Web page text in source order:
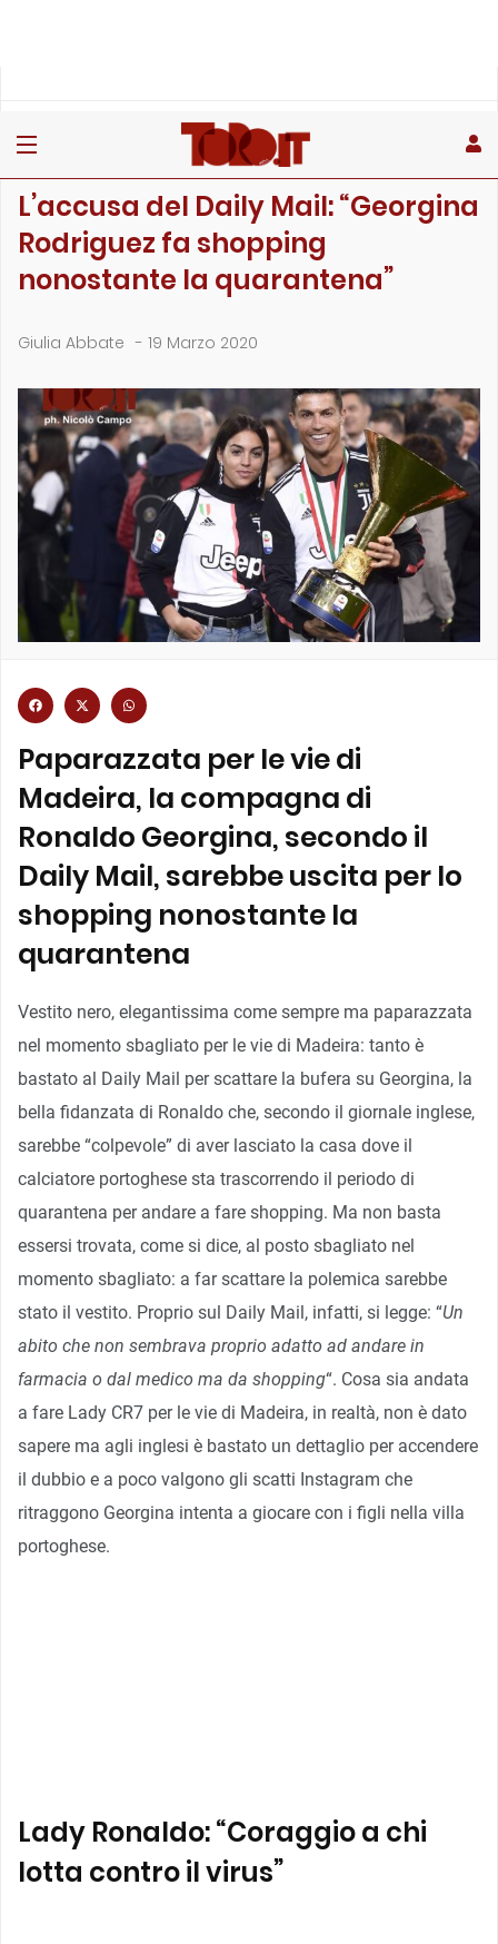
L’accusa del Daily Mail: “Georgina
Rodriguez fa shopping
nonostante la quarantena”
Giulia Abbate - 19 Marzo 2020
Paparazzata per le vie di
Madeira, la compagna di
Ronaldo Georgina, secondo il
Daily Mail, sarebbe uscita per lo
shopping nonostante la
quarantena
Vestito nero, elegantissima come sempre ma paparazzata
nel momento sbagliato per le vie di Madeira: tanto è
bastato al Daily Mail per scattare la bufera su Georgina, la
bella fidanzata di Ronaldo che, secondo il giornale inglese,
sarebbe “colpevole” di aver lasciato la casa dove il
calciatore portoghese sta trascorrendo il periodo di
quarantena per andare a fare shopping. Ma non basta
essersi trovata, come si dice, al posto sbagliato nel
momento sbagliato: a far scattare la polemica sarebbe
stato il vestito. Proprio sul Daily Mail, infatti, si legge: “Un
abito che non sembrava proprio adatto ad andare in
farmacia o dal medico ma da shopping“. Cosa sia andata
a fare Lady CR7 per le vie di Madeira, in realtà, non è dato
sapere ma agli inglesi è bastato un dettaglio per accendere
il dubbio e a poco valgono gli scatti Instagram che
ritraggono Georgina intenta a giocare con i figli nella villa
portoghese.
Lady Ronaldo: “Coraggio a chi
lotta contro il virus”